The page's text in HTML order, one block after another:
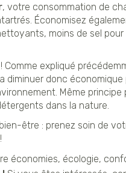
, votre consommation de
Économisez
moins de sel
Comme expliqué
diminuer donc économique
Même principe
dans la nature.
être : prenez soin de
économies, écologie,